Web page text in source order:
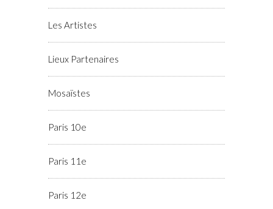
Les Artistes
Lieux Partenaires
Mosaïstes
Paris 10e
Paris 11e
Paris 12e